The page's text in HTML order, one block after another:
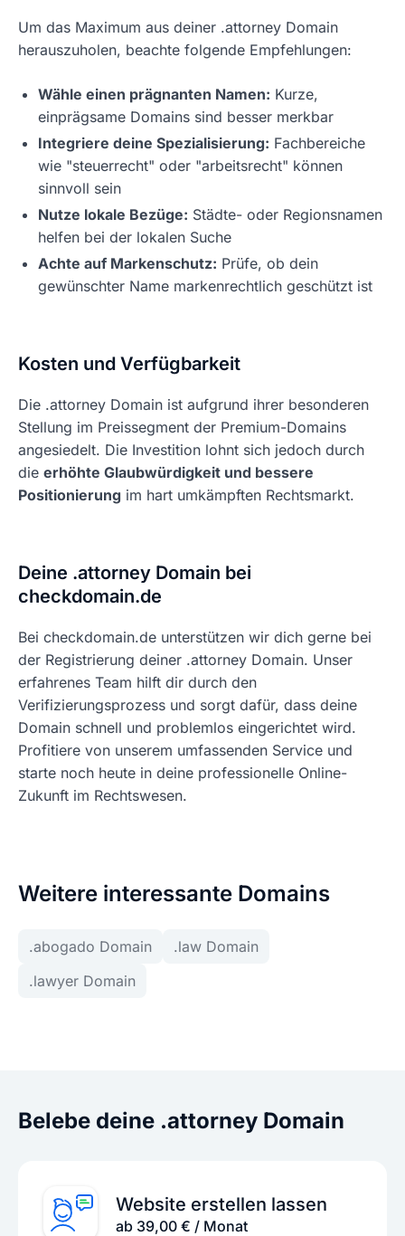
Um das Maximum aus deiner .attorney Domain
herauszuholen, beachte folgende Empfehlungen:
Wähle einen prägnanten Namen: Kurze,
einprägsame Domains sind besser merkbar
Integriere deine Spezialisierung: Fachbereiche
wie "steuerrecht" oder "arbeitsrecht" können
sinnvoll sein
Nutze lokale Bezüge: Städte- oder Regionsnamen
helfen bei der lokalen Suche
Achte auf Markenschutz: Prüfe, ob dein
gewünschter Name markenrechtlich geschützt ist
Kosten und Verfügbarkeit
Die .attorney Domain ist aufgrund ihrer besonderen
Stellung im Preissegment der Premium-Domains
angesiedelt. Die Investition lohnt sich jedoch durch
die erhöhte Glaubwürdigkeit und bessere
Positionierung im hart umkämpften Rechtsmarkt.
Deine .attorney Domain bei
checkdomain.de
Bei checkdomain.de unterstützen wir dich gerne bei
der Registrierung deiner .attorney Domain. Unser
erfahrenes Team hilft dir durch den
Verifizierungsprozess und sorgt dafür, dass deine
Domain schnell und problemlos eingerichtet wird.
Profitiere von unserem umfassenden Service und
starte noch heute in deine professionelle Online-
Zukunft im Rechtswesen.
Weitere interessante Domains
.abogado Domain
.law Domain
.lawyer Domain
Belebe deine .attorney Domain
Website erstellen lassen
ab 39,00 € / Monat